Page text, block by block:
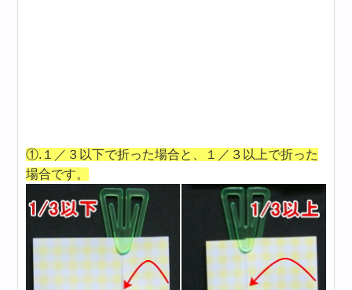
①.１／３以下で折った場合と、１／３以上で折った
場合です。